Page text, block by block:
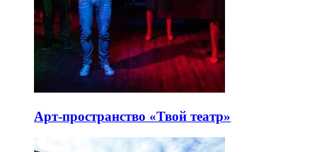
Арт-пространство «Твой театр»